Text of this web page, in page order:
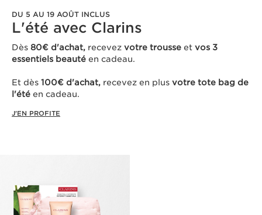
DU 5 AU 19 AOÛT INCLUS
L'été avec Clarins ​
Dès 80€ d'achat, recevez votre trousse et vos 3
essentiels beauté en cadeau​.
Et dès 100€ d'achat, recevez en plus votre tote bag de
l'été en cadeau.
J'EN PROFITE